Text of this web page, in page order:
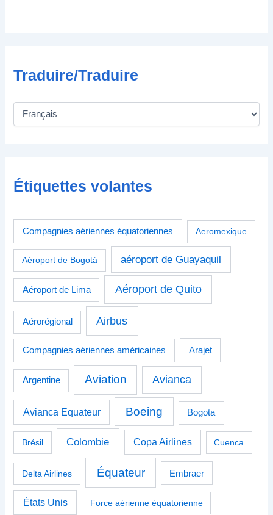
Traduire/Traduire
Étiquettes volantes
Compagnies aériennes équatoriennes Aeromexique
Aéroport de Bogotá aéroport de Guayaquil
Aéroport de Lima Aéroport de Quito
Aérorégional Airbus
Compagnies aériennes américaines Arajet
Argentine Aviation Avianca
Avianca Equateur Boeing Bogota
Brésil Colombie Copa Airlines Cuenca
Delta Airlines Équateur Embraer
États Unis Force aérienne équatorienne